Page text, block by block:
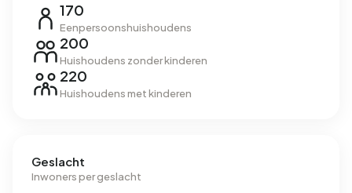
170
Eenpersoonshuishoudens
200
Huishoudens zonder kinderen
220
Huishoudens met kinderen
Geslacht
Inwoners per geslacht